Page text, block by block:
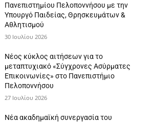
Πανεπιστημίου Πελοποννήσου με την
Υπουργό Παιδείας, Θρησκευμάτων &
Αθλητισμού
30 Ιουλίου 2026
Νέος κύκλος αιτήσεων για το
μεταπτυχιακό «Σύγχρονες Ασύρματες
Επικοινωνίες» στο Πανεπιστήμιο
Πελοποννήσου
27 Ιουλίου 2026
Νέα ακαδημαϊκή συνεργασία του